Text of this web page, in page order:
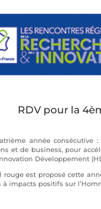
RDV pour la
année consécutive
et de business, pour
Développement
rouge est proposé cette
à impacts positifs sur